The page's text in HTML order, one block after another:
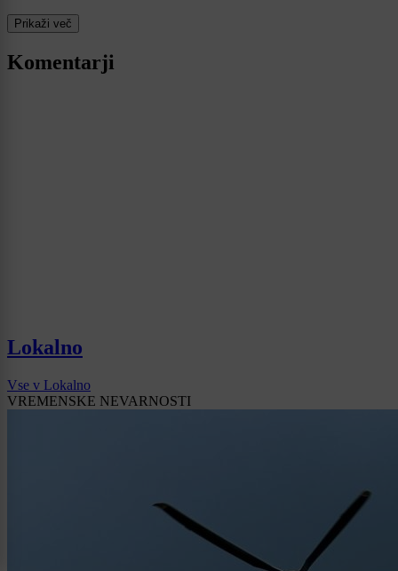
Prikaži več
Komentarji
Lokalno
Vse v Lokalno
VREMENSKE NEVARNOSTI